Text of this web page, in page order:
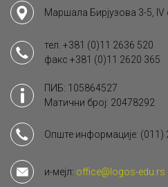
Маршала Бирјузова 3-5, IV
тел. +381 (0)11 2636 520
факс +381 (0)11 2620 365
ПИБ: 105864527
Матични број: 20478292
Опште информације: (011)
и-мејл: office@logos-edu.rs